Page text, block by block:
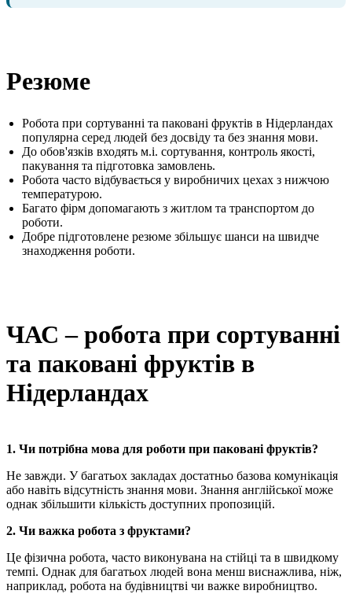
Резюме
Робота при сортуванні та паковані фруктів в Нідерландах
популярна серед людей без досвіду та без знання мови.
До обов'язків входять м.і. сортування, контроль якості,
пакування та підготовка замовлень.
Робота часто відбувається у виробничих цехах з нижчою
температурою.
Багато фірм допомагають з житлом та транспортом до
роботи.
Добре підготовлене резюме збільшує шанси на швидче
знаходження роботи.
ЧАС – робота при сортуванні
та паковані фруктів в
Нідерландах
1. Чи потрібна мова для роботи при паковані фруктів?
Не завжди. У багатьох закладах достатньо базова комунікація
або навіть відсутність знання мови. Знання англійської може
однак збільшити кількість доступних пропозицій.
2. Чи важка робота з фруктами?
Це фізична робота, часто виконувана на стійці та в швидкому
темпі. Однак для багатьох людей вона менш виснажлива, ніж,
наприклад, робота на будівництві чи важке виробництво.